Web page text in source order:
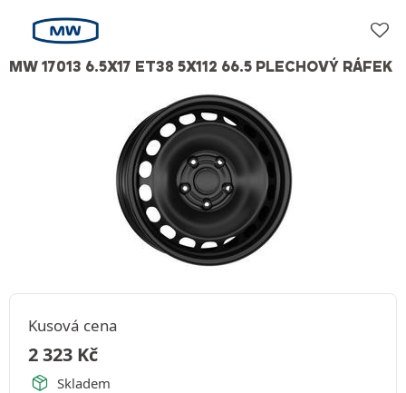
MW 17013 6.5X17 ET38 5X112 66.5 PLECHOVÝ RÁFEK
Kusová cena
2 323 Kč
Skladem